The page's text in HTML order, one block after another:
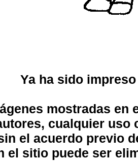
Ya ha sido
mostradas en
cualquier uso
el acuerdo previo
el sitio puede ser